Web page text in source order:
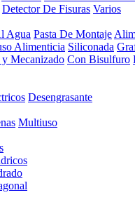
Detector De Fisuras Varios
Agua Pasta De Montaje
Alimenticia Siliconada
y Mecanizado Con Bisulfuro
Desengrasante
Multiuso